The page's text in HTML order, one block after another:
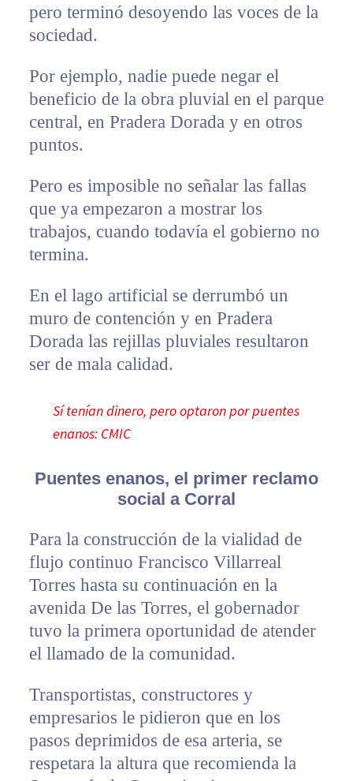
pero terminó desoyendo las voces de la
sociedad.
Por ejemplo, nadie puede negar el
beneficio de la obra pluvial en el parque
central, en Pradera Dorada y en otros
puntos.
Pero es imposible no señalar las fallas
que ya empezaron a mostrar los
trabajos, cuando todavía el gobierno no
termina.
En el lago artificial se derrumbó un
muro de contención y en Pradera
Dorada las rejillas pluviales resultaron
ser de mala calidad.
Sí tenían dinero, pero optaron por puentes
enanos: CMIC
Puentes enanos, el primer reclamo
social a Corral
Para la construcción de la vialidad de
flujo continuo Francisco Villarreal
Torres hasta su continuación en la
avenida De las Torres, el gobernador
tuvo la primera oportunidad de atender
el llamado de la comunidad.
Transportistas, constructores y
empresarios le pidieron que en los
pasos deprimidos de esa arteria, se
respetara la altura que recomienda la